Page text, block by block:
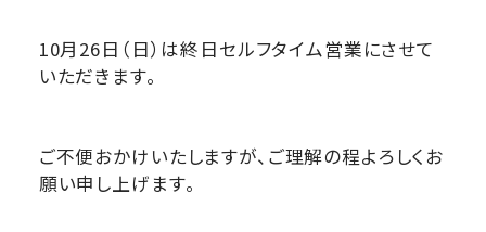
10月26日（日）は終日セルフタイム営業にさせて
いただきます。
ご不便おかけいたしますが、ご理解の程よろしくお
願い申し上げます。